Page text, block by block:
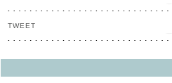
TWEET